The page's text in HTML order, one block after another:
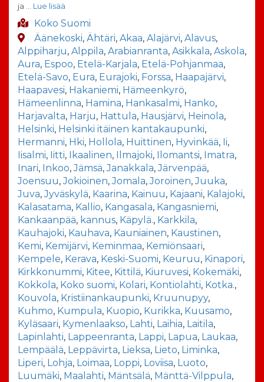
ja … Lue lisää
Koko Suomi
Äänekoski, Ähtäri, Akaa, Alajärvi, Alavus,
Alppiharju, Alppila, Arabianranta, Asikkala, Askola,
Aura, Espoo, Etelä-Karjala, Etelä-Pohjanmaa,
Etelä-Savo, Eura, Eurajoki, Forssa, Haapajärvi,
Haapavesi, Hakaniemi, Hämeenkyrö,
Hämeenlinna, Hamina, Hankasalmi, Hanko,
Harjavalta, Harju, Hattula, Hausjärvi, Heinola,
Helsinki, Helsinki itäinen kantakaupunki,
Hermanni, Hki, Hollola, Huittinen, Hyvinkää, Ii,
Iisalmi, Iitti, Ikaalinen, Ilmajoki, Ilomantsi, Imatra,
Inari, Inkoo,Jämsä,Janakkala,Järvenpää,
Joensuu,Jokioinen,Jomala,Joroinen,Juuka,
Juva,Jyväskylä, Kaarina, Kainuu, Kajaani, Kalajoki,
Kalasatama, Kallio, Kangasala, Kangasniemi,
Kankaanpää, kannus, Käpylä., Karkkila,
Kauhajoki, Kauhava, Kauniainen, Kaustinen,
Kemi, Kemijärvi, Keminmaa, Kemiönsaari,
Kempele, Kerava, Keski-Suomi, Keuruu, Kinapori,
Kirkkonummi, Kitee, Kittilä, Kiuruvesi, Kokemäki,
Kokkola, Koko suomi, Kolari, Kontiolahti, Kotka.,
Kouvola, Kristiinankaupunki, Kruunupyy,
Kuhmo, Kumpula, Kuopio, Kurikka, Kuusamo,
Kyläsaari, Kymenlaakso, Lahti, Laihia, Laitila,
Lapinlahti, Lappeenranta, Lappi, Lapua, Laukaa,
Lempäälä, Leppävirta, Lieksa, Lieto, Liminka,
Liperi, Lohja, Loimaa, Loppi, Loviisa, Luoto,
Luumäki, Maalahti, Mäntsälä, Mänttä-Vilppula,